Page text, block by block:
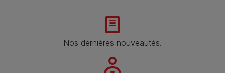
Nos dernières nouveautés.